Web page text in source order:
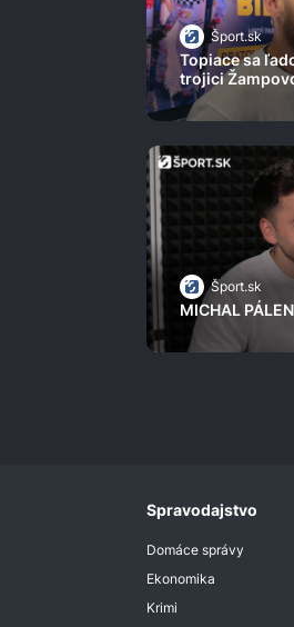
Šport.sk
Topiace sa
trojici
Šport.sk
MICHAL
Spravodajstvo
Domáce správy
Ekonomika
Krimi